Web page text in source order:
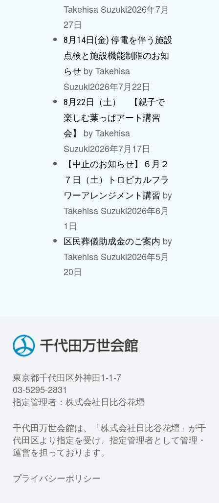
Takehisa Suzuki2026年7月
27日
8月14日(金) 停電を伴う施設
点検と施設機能制限のお知
らせ by Takehisa
Suzuki2026年7月22日
8月22日（土） 【親子で
楽しむ葉っぱアート講習
会】
by Takehisa
Suzuki2026年7月17日
【中止のお知らせ】６月２
７日（土）トロピカルフラ
ワーアレンジメント講習 by
Takehisa Suzuki2026年6月
1日
区民葬儀助成金のご案内 by
Takehisa Suzuki2026年5月
20日
東京都千代田区外神田1-1-7
03-5295-2831
指定管理者：株式会社日比谷花壇
千代田万世会館は、「株式会社日比谷花壇」が千
代田区より指定を受け、指定管理者として管理・
運営を担っております。
プライバシーポリシー